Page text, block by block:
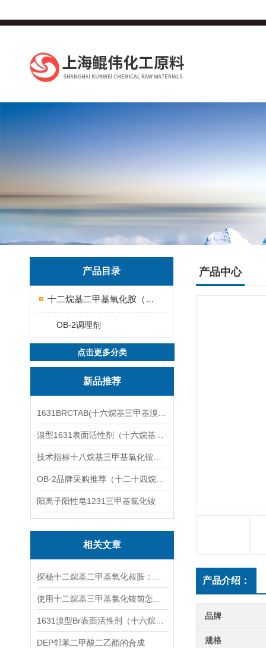
产品目录
十二烷基二甲基氧化胺（OB-2调理剂）
OB-2调理剂
点击更多分类
新品推荐
阳离子阳性皂1231三甲基氯化铵
相关文章
DEP邻苯二甲酸二乙酯的合成
产品中心
产品介绍：
品牌
规格